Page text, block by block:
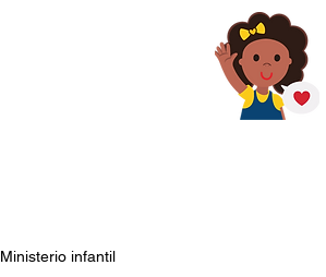
Ministerio infantil